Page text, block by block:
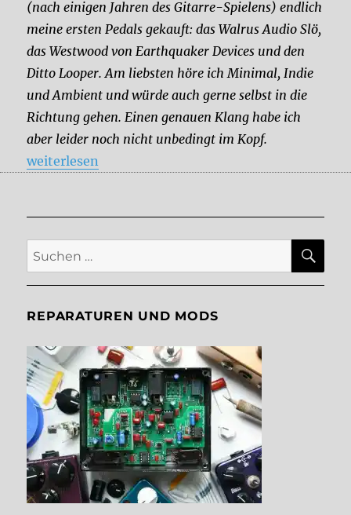
(nach einigen Jahren des Gitarre-Spielens) endlich
meine ersten Pedals gekauft: das Walrus Audio Slö,
das Westwood von Earthquaker Devices und den
Ditto Looper. Am liebsten höre ich Minimal, Indie
und Ambient und würde auch gerne selbst in die
Richtung gehen. Einen genauen Klang habe ich
aber leider noch nicht unbedingt im Kopf.
„Welches Pedal brauche ich?“
weiterlesen
Suche
nach:
REPARATUREN UND MODS